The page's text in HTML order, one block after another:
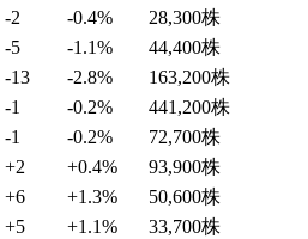
-2 -0.4% 28,300株
-5 -1.1% 44,400株
-13 -2.8% 163,200株
-1 -0.2% 441,200株
-1 -0.2% 72,700株
+2 +0.4% 93,900株
+6 +1.3% 50,600株
+5 +1.1% 33,700株